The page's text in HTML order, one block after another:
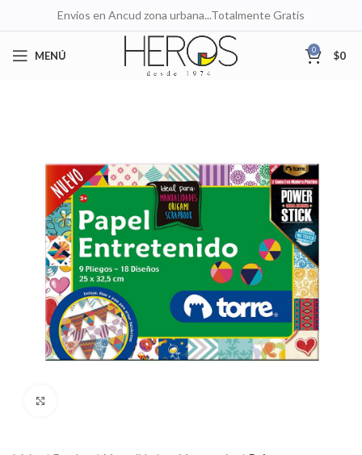
Envíos en Ancud zona urbana...Totalmente Gratis
MENÚ 0 $0